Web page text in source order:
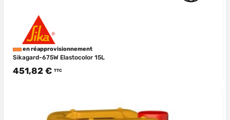
en réapprovisionnement
Sikagard-675W Elastocolor 15L
451,82 € TTC